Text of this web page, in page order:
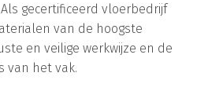
gecertificeerd vloerbedrijf
van de hoogste
en veilige werkwijze en de
van het vak.